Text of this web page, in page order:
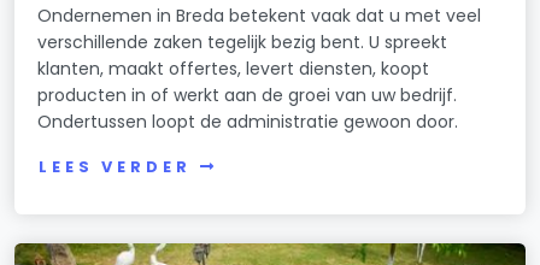
Ondernemen in Breda betekent vaak dat u met veel
verschillende zaken tegelijk bezig bent. U spreekt
klanten, maakt offertes, levert diensten, koopt
producten in of werkt aan de groei van uw bedrijf.
Ondertussen loopt de administratie gewoon door.
LEES VERDER